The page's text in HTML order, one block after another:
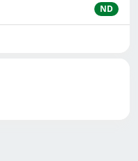
ND